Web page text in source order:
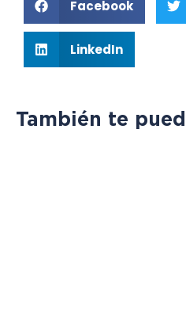
Facebook
LinkedIn
También te